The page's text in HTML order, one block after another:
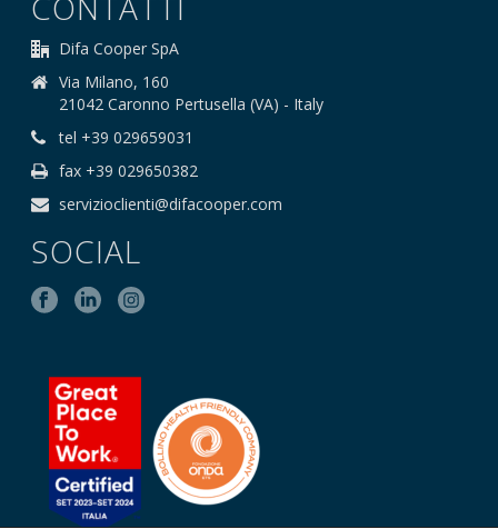
Difa Cooper SpA
Via Milano, 160
21042 Caronno Pertusella (VA) - Italy
tel +39 029659031
fax +39 029650382
servizioclienti@difacooper.com
SOCIAL